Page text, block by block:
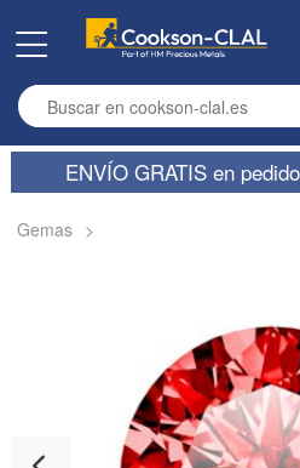
Enter search term
ENVÍO GRATIS en
Gemas >